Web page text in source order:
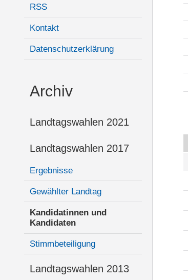
RSS
Kontakt
Datenschutzerklärung
Archiv
Landtagswahlen 2021
Landtagswahlen 2017
Ergebnisse
Gewählter Landtag
Kandidatinnen und
Kandidaten
Stimmbeteiligung
Landtagswahlen 2013